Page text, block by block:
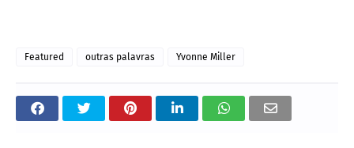
Featured outras palavras Yvonne Miller